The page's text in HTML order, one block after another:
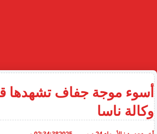
وكالة ناسا